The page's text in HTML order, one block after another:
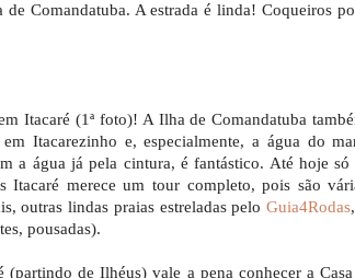
de Comandatuba. A estrada é linda! Coqueiros
Itacaré (1ª foto)! A Ilha de Comandatuba
Itacarezinho e, especialmente, a água do
a água já pela cintura, é fantástico. Até hoje
Itacaré merece um tour completo, pois são
outras lindas praias estreladas peloGuia4Rodas
pousadas).
(partindo de Ilhéus) vale a pena conhecer a